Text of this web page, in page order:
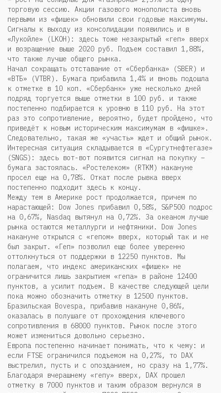
торговую сессию. Акции газового монополиста вновь
первыми из «фишек» обновили свои годовые максимумы.
Сигналы к выходу из консолидации появились и в
«Лукойле» (LKOH): здесь тоже незакрытый «геп» вверх
и возращение выше 2020 руб. Подъем составил 1,88%,
что также лучше общего рынка.
Начал сокращать отставание от «Сбербанка» (SBER) и
«ВТБ» (VTBR). Бумага прибавила 1,4% и вновь подошла
к отметке в 10 коп. «Сбербанк» уже несколько дней
подряд торгуется выше отметки в 100 руб. и также
постепенно подбирается к уровню в 110 руб. На этот
раз это сопротивление, вероятно, будет пройдено, что
приведёт к новым историческим максимумам в «фишке».
Следовательно, такая же «участь» ждет и общий рынок.
Интересная ситуация складывается в «Сургутнефтегазе»
(SNGS): здесь вот-вот появится сигнал на покупку –
бумага застоялась. «Ростелеком» (RTKM) накануне
просел еще на 0,78%. Откат после рывка вверх
постепенно подходит здесь к концу.
Между тем в Америке рост продолжается, причем по
нарастающей: Dow Jones прибавил 0,58%, S&P500 подрос
на 0,67%, Nasdaq вытянул на 0,72%. За океаном лучше
рынка остаются металлурги и нефтяники. Dow Jones
накануне открылся с «гепом» вверх, который так и не
был закрыт. «Геп» позволил еще более уверенно
оттолкнуться от поддержки в 12250 пунктов. Мы
полагаем, что индекс американских «фишек» не
ограничится лишь закрытием «гепа» в районе 12400
пунктов, а усилит подъем. В качестве следующей цели
пока можно обозначить отметку в 12500 пунктов.
Бразильская Bovespa, прибавив накануне 0,86%,
оказалась в полушаге от прохождения ключевого
сопротивления в 68000 пунктов. Рынок после этого
может измениться довольно серьезно.
Европа постепенно начинает понимать, что к чему: и
если FTSE ограничился подъемом на 0,27%, то DAX
выстрелил, пусть и с опозданием, но сразу на 1,77%.
Благодаря вчерашнему «гепу» вверх, DAX прошел
отметку в 7000 пунктов и таким образом вернулся в